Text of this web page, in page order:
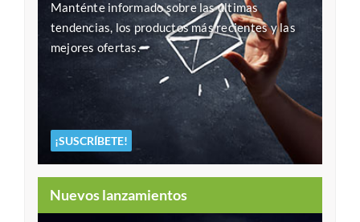
Manténte informado sobre las últimas
tendencias, los productos más recientes y las
mejores ofertas.
¡SUSCRÍBETE!
Nuevos lanzamientos